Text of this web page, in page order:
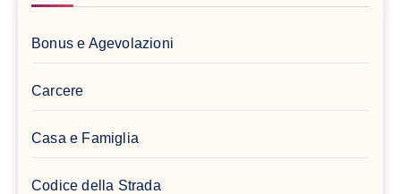
Bonus e Agevolazioni
Carcere
Casa e Famiglia
Codice della Strada